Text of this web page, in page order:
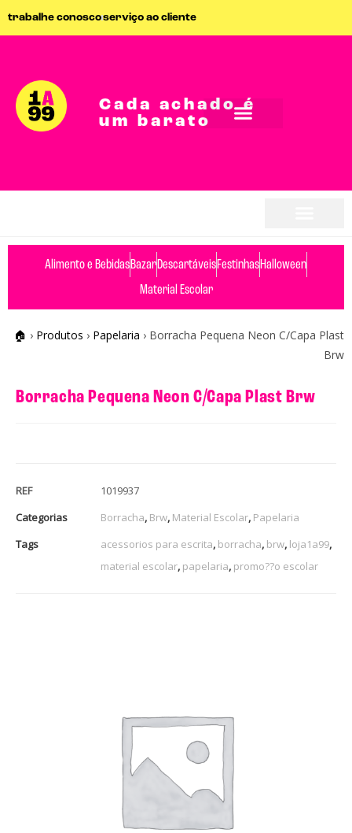
trabalhe conoscoserviço ao cliente
Cada achado é
um barato
Alimento e BebidasBazarDescartáveisFestinhasHalloween
Material Escolar
🏠 › Produtos › Papelaria › Borracha Pequena Neon C/Capa Plast
Brw
Borracha Pequena Neon C/Capa Plast Brw
REF
1019937
Categorias
Borracha, Brw, Material Escolar, Papelaria
Tags
acessorios para escrita, borracha, brw, loja1a99,
material escolar, papelaria, promo??o escolar